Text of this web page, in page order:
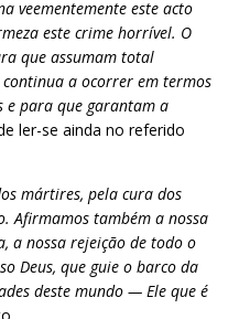
veementemente este acto
este crime horrível. O
que assumam total
a ocorrer em termos
e para que garantam a
ler-se ainda no referido
mártires, pela cura dos
Afirmamos também a nossa
a nossa rejeição de todo o
Deus, que guie o barco da
deste mundo — Ele que é